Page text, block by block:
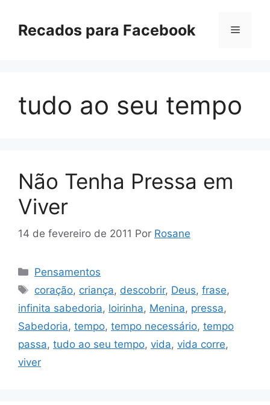
paraRecados para Facebook Menu
tudo ao seu tempo
Não Tenha Pressa em
Viver
14 de fevereiro de 2011 Por Rosane
Categorias
Pensamentos
Tags
coração, criança, descobrir, Deus,frase,
infinita sabedoria, loirinha, Menina, pressa,
Sabedoria, tempo, tempo necessário, tempo
passa, tudo ao seu tempo, vida, vida corre,
viver